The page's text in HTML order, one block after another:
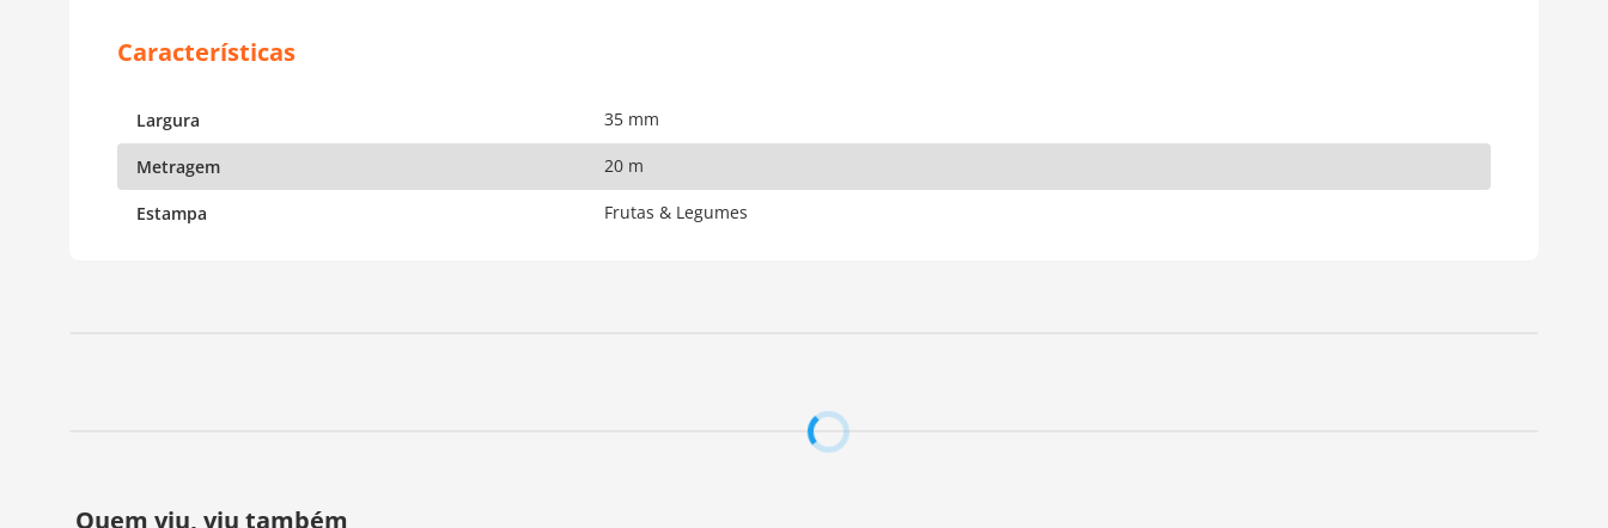
Largura 35 mm
Metragem 20 m
Estampa Frutas & Legumes